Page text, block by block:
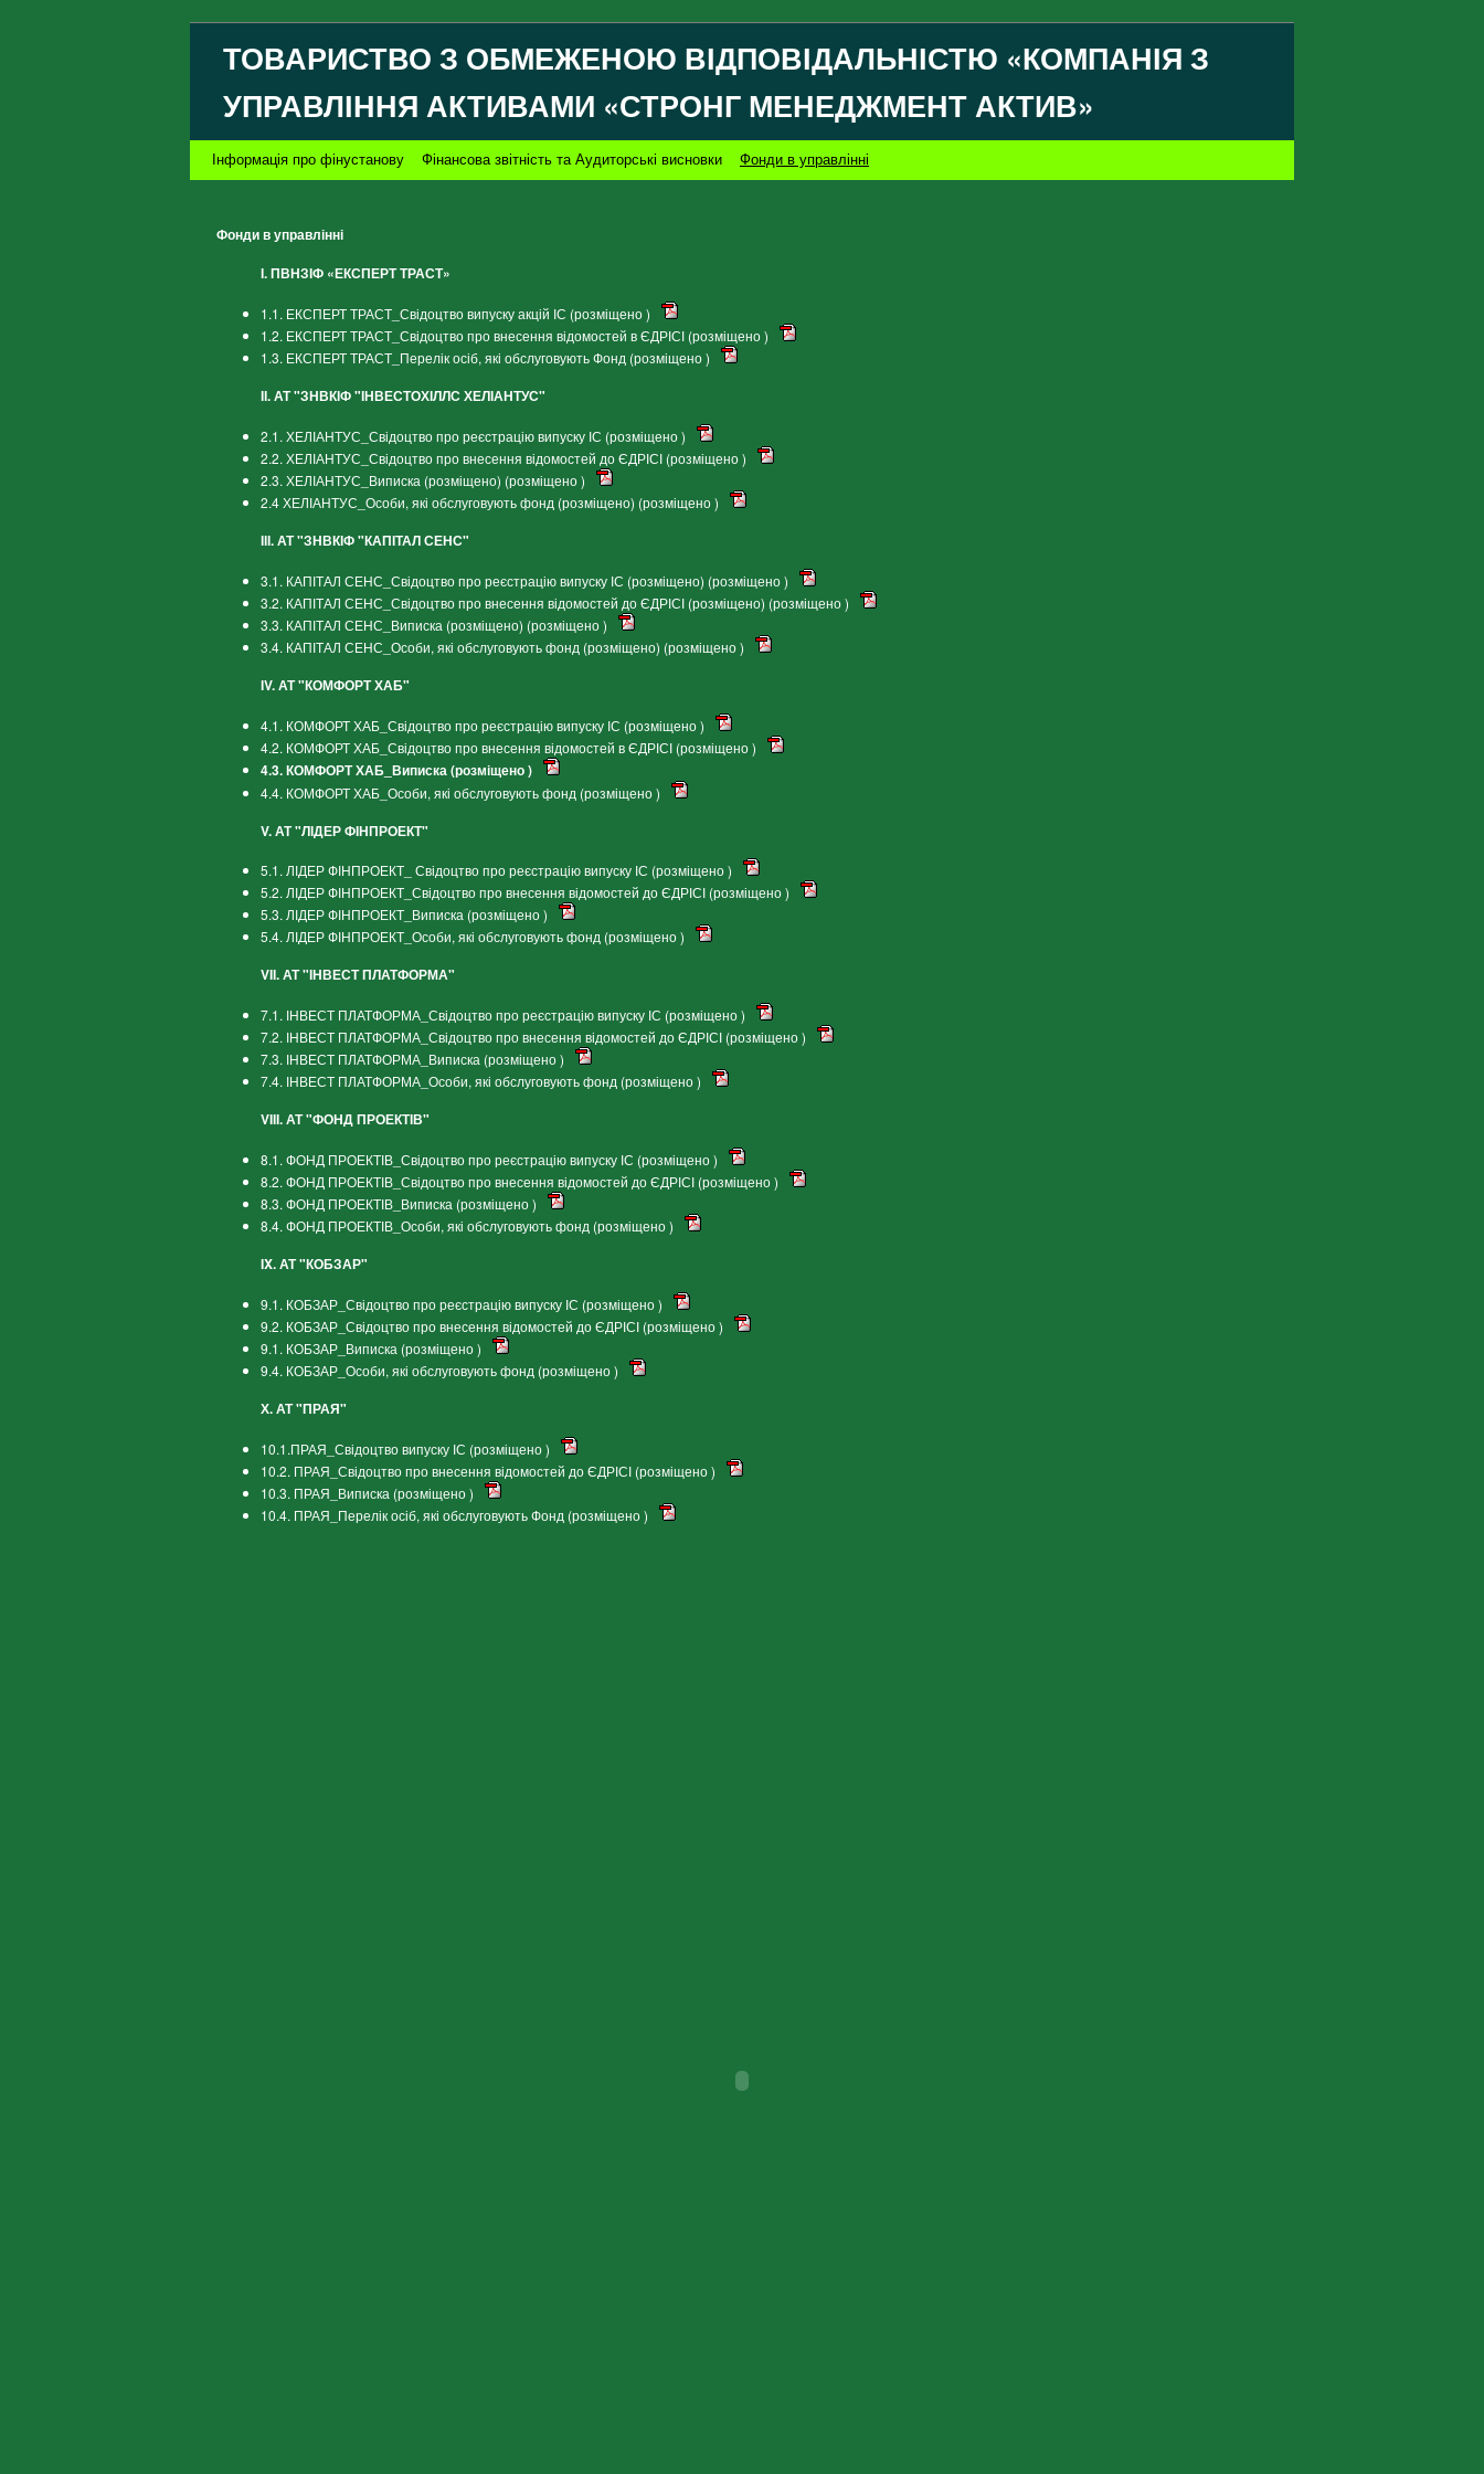
ТОВАРИСТВО З ОБМЕЖЕНОЮ ВІДПОВІДАЛЬНІСТЮ «КОМПАНІЯ З
УПРАВЛІННЯ АКТИВАМИ «СТРОНГ МЕНЕДЖМЕНТ АКТИВ»
Інформація про фінустанову Фінансова звітність та Аудиторські висновки Фонди в управлінні
Фонди в управлінні
І. ПВНЗІФ «ЕКСПЕРТ ТРАСТ»
1.1. ЕКСПЕРТ ТРАСТ_Свідоцтво випуску акцій ІС (розміщено )
1.2. ЕКСПЕРТ ТРАСТ_Свідоцтво про внесення відомостей в ЄДРІСІ (розміщено )
1.3. ЕКСПЕРТ ТРАСТ_Перелік осіб, які обслуговують Фонд (розміщено )
ІІ. АТ "ЗНВКІФ "ІНВЕСТОХІЛЛС ХЕЛІАНТУС"
2.1. ХЕЛІАНТУС_Свідоцтво про реєстрацію випуску ІС (розміщено )
2.2. ХЕЛІАНТУС_Свідоцтво про внесення відомостей до ЄДРІСІ (розміщено )
2.3. ХЕЛІАНТУС_Виписка (розміщено) (розміщено )
2.4 ХЕЛІАНТУС_Особи, які обслуговують фонд (розміщено) (розміщено )
ІІІ. АТ "ЗНВКІФ "КАПІТАЛ СЕНС"
3.1. КАПІТАЛ СЕНС_Свідоцтво про реєстрацію випуску ІС (розміщено) (розміщено )
3.2. КАПІТАЛ СЕНС_Свідоцтво про внесення відомостей до ЄДРІСІ (розміщено) (розміщено )
3.3. КАПІТАЛ СЕНС_Виписка (розміщено) (розміщено )
3.4. КАПІТАЛ СЕНС_Особи, які обслуговують фонд (розміщено) (розміщено )
ІV. АТ "КОМФОРТ ХАБ"
4.1. КОМФОРТ ХАБ_Свідоцтво про реєстрацію випуску ІС (розміщено )
4.2. КОМФОРТ ХАБ_Свідоцтво про внесення відомостей в ЄДРІСІ (розміщено )
4.3. КОМФОРТ ХАБ_Виписка (розміщено )
4.4. КОМФОРТ ХАБ_Особи, які обслуговують фонд (розміщено )
V. АТ "ЛІДЕР ФІНПРОЕКТ"
5.1. ЛІДЕР ФІНПРОЕКТ_ Свідоцтво про реєстрацію випуску ІС (розміщено )
5.2. ЛІДЕР ФІНПРОЕКТ_Свідоцтво про внесення відомостей до ЄДРІСІ (розміщено )
5.3. ЛІДЕР ФІНПРОЕКТ_Виписка (розміщено )
5.4. ЛІДЕР ФІНПРОЕКТ_Особи, які обслуговують фонд (розміщено )
VII. АТ "ІНВЕСТ ПЛАТФОРМА"
7.1. ІНВЕСТ ПЛАТФОРМА_Свідоцтво про реєстрацію випуску ІС (розміщено )
7.2. ІНВЕСТ ПЛАТФОРМА_Свідоцтво про внесення відомостей до ЄДРІСІ (розміщено )
7.3. ІНВЕСТ ПЛАТФОРМА_Виписка (розміщено )
7.4. ІНВЕСТ ПЛАТФОРМА_Особи, які обслуговують фонд (розміщено )
VIII. АТ "ФОНД ПРОЕКТІВ"
8.1. ФОНД ПРОЕКТІВ_Свідоцтво про реєстрацію випуску ІС (розміщено )
8.2. ФОНД ПРОЕКТІВ_Свідоцтво про внесення відомостей до ЄДРІСІ (розміщено )
8.3. ФОНД ПРОЕКТІВ_Виписка (розміщено )
8.4. ФОНД ПРОЕКТІВ_Особи, які обслуговують фонд (розміщено )
IX. АТ "КОБЗАР"
9.1. КОБЗАР_Свідоцтво про реєстрацію випуску ІС (розміщено )
9.2. КОБЗАР_Свідоцтво про внесення відомостей до ЄДРІСІ (розміщено )
9.1. КОБЗАР_Виписка (розміщено )
9.4. КОБЗАР_Особи, які обслуговують фонд (розміщено )
Х. АТ "ПРАЯ"
10.1.ПРАЯ_Свідоцтво випуску ІС (розміщено )
10.2. ПРАЯ_Свідоцтво про внесення відомостей до ЄДРІСІ (розміщено )
10.3. ПРАЯ_Виписка (розміщено )
10.4. ПРАЯ_Перелік осіб, які обслуговують Фонд (розміщено )